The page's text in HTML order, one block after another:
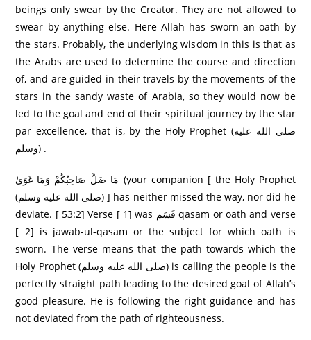
beings only swear by the Creator. They are not allowed to
swear by anything else. Here Allah has sworn an oath by
the stars. Probably, the underlying wisdom in this is that as
the Arabs are used to determine the course and direction
of, and are guided in their travels by the movements of the
stars in the sandy waste of Arabia, so they would now be
led to the goal and end of their spiritual journey by the star
par excellence, that is, by the Holy Prophet (صلى الله عليه
وسلم) .
مَا ضَلَّ صَاحِبُكُمْ وَمَا غَوَىٰ (your companion [ the Holy Prophet
(صلى الله عليه وسلم) ] has neither missed the way, nor did he
deviate. [ 53:2] Verse [ 1] was قَسَم qasam or oath and verse
[ 2] is jawab-ul-qasam or the subject for which oath is
sworn. The verse means that the path towards which the
Holy Prophet (صلى الله عليه وسلم) is calling the people is the
perfectly straight path leading to the desired goal of Allah’s
good pleasure. He is following the right guidance and has
not deviated from the path of righteousness.